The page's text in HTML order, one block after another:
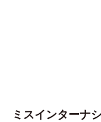
ミスインターナ